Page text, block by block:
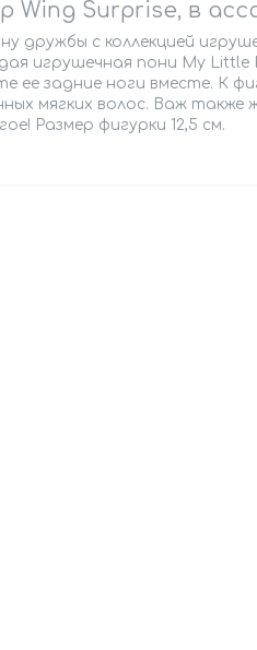
Wing Surprise, в
дружбы с коллекцией
игрушечная пони My
ее задние ноги вместе. К
мягких волос. Важ
Размер фигурки 12,5 см.